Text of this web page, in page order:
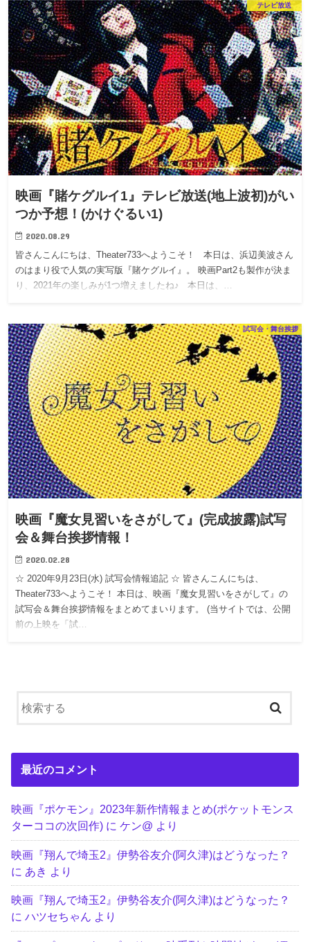
テレビ放送
映画『賭ケグルイ1』テレビ放送(地上波初)がい
つか予想！(かけぐるい1)
2020.08.29
皆さんこんにちは、Theater733へようこそ！ 本日は、浜辺美波さん
のはまり役で人気の実写版『賭ケグルイ』。 映画Part2も製作が決ま
り、2021年の楽しみが1つ増えましたね♪ 本日は、…
試写会・舞台挨拶
映画『魔女見習いをさがして』(完成披露)試写
会＆舞台挨拶情報！
2020.02.28
☆ 2020年9月23日(水) 試写会情報追記 ☆ 皆さんこんにちは、
Theater733へようこそ！ 本日は、映画『魔女見習いをさがして』の
試写会＆舞台挨拶情報をまとめてまいります。 (当サイトでは、公開
前の上映を「試…
最近のコメント
映画『ポケモン』2023年新作情報まとめ(ポケットモンス
ターココの次回作) にケン@ より
映画『翔んで埼玉2』伊勢谷友介(阿久津)はどうなった？
に あき より
映画『翔んで埼玉2』伊勢谷友介(阿久津)はどうなった？
にハツセちゃん より